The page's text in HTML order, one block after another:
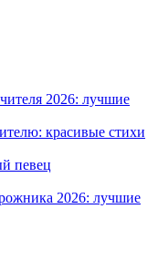
2026: лучшие
красивые стихи
певец
2026: лучшие